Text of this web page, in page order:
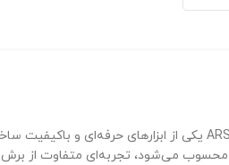
ARS